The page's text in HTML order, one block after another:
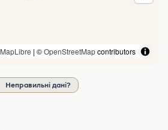
MapLibre | ©OpenStreetMapcontributors
Неправильні дані?